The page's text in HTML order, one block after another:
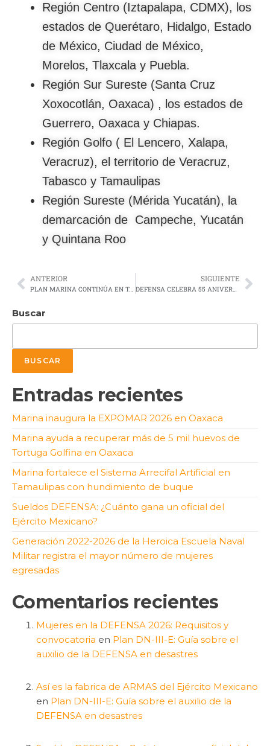
Región Centro (Iztapalapa, CDMX), los
estados de Querétaro, Hidalgo, Estado
de México, Ciudad de México,
Morelos, Tlaxcala y Puebla.
Región Sur Sureste (Santa Cruz
Xoxocotlán, Oaxaca) , los estados de
Guerrero, Oaxaca y Chiapas.
Región Golfo ( El Lencero, Xalapa,
Veracruz), el territorio de Veracruz,
Tabasco y Tamaulipas
Región Sureste (Mérida Yucatán), la
demarcación de Campeche, Yucatán
y Quintana Roo
ANTERIOR
PLAN MARINA CONTINÚA EN TAMAULIPAS TRAS AFECTACIONES POR LLUVIAS EN EL ESTADO
SIGUIENTE
DEFENSA CELEBRA 55 ANIVERSARIO LUCTUOSO DEL ESCRITOR Y REVOLUCIONARIO FRANCISCO L. URQUIZO
Buscar
BUSCAR
Entradas recientes
Marina inaugura la EXPOMAR 2026 en Oaxaca
Marina ayuda a recuperar más de 5 mil huevos de
Tortuga Golfina en Oaxaca
Marina fortalece el Sistema Arrecifal Artificial en
Tamaulipas con hundimiento de buque
Sueldos DEFENSA: ¿Cuánto gana un oficial del
Ejército Mexicano?
Generación 2022-2026 de la Heroica Escuela Naval
Militar registra el mayor número de mujeres
egresadas
Comentarios recientes
Mujeres en la DEFENSA 2026: Requisitos y
convocatoria en Plan DN-III-E: Guía sobre el
auxilio de la DEFENSA en desastres
Así es la fabrica de ARMAS del Ejército Mexicano
en Plan DN-III-E: Guía sobre el auxilio de la
DEFENSA en desastres